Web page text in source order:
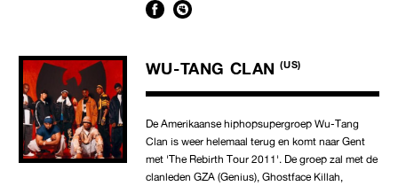
WU-TANG CLAN (US)
De Amerikaanse hiphopsupergroep Wu-Tang
Clan is weer helemaal terug en komt naar Gent
met 'The Rebirth Tour 2011'. De groep zal met de
clanleden GZA (Genius), Ghostface Killah,